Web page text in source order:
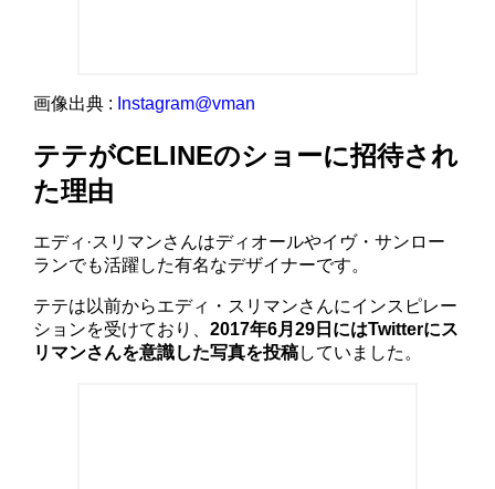
画像出典 : Instagram@vman
テテがCELINEのショーに招待され
た理由
エディ·スリマンさんはディオールやイヴ・サンロー
ランでも活躍した有名なデザイナーです。
テテは以前からエディ・スリマンさんにインスピレー
ションを受けており、2017年6月29日にはTwitterにス
リマンさんを意識した写真を投稿していました。